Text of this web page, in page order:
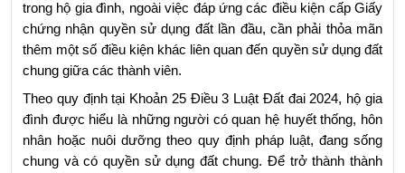
trong hộ gia đình, ngoài việc đáp ứng các điều kiện cấp Giấy
chứng nhận quyền sử dụng đất lần đầu, cần phải thỏa mãn
thêm một số điều kiện khác liên quan đến quyền sử dụng đất
chung giữa các thành viên.
Theo quy định tại Khoản 25 Điều 3 Luật Đất đai 2024, hộ gia
đình được hiểu là những người có quan hệ huyết thống, hôn
nhân hoặc nuôi dưỡng theo quy định pháp luật, đang sống
chung và có quyền sử dụng đất chung. Để trở thành thành